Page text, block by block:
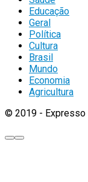
Educação
Geral
Política
Cultura
Brasil
Mundo
Economia
Agricultura
© 2019 - Expresso